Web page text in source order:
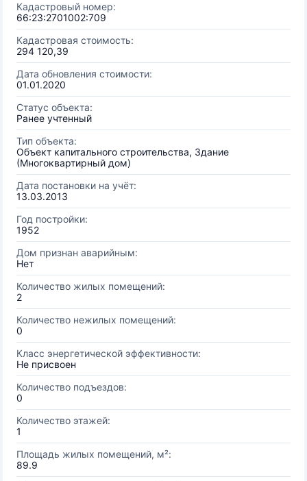
Кадастровый номер:
66:23:2701002:709
Кадастровая стоимость:
294 120,39
Дата обновления стоимости:
01.01.2020
Статус объекта:
Ранее учтенный
Тип объекта:
Объект капитального строительства, Здание
(Многоквартирный дом)
Дата постановки на учёт:
13.03.2013
Год постройки:
1952
Дом признан аварийным:
Нет
Количество жилых помещений:
2
Количество нежилых помещений:
0
Класс энергетической эффективности:
Не присвоен
Количество подъездов:
0
Количество этажей:
1
Площадь жилых помещений, м²:
89.9